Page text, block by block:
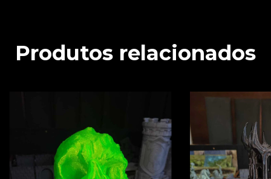
Produtos relacionados